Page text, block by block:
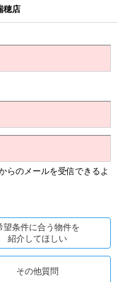
穂店
らのメールを受信できるよ
望条件に合う物件を
紹介してほしい
その他質問